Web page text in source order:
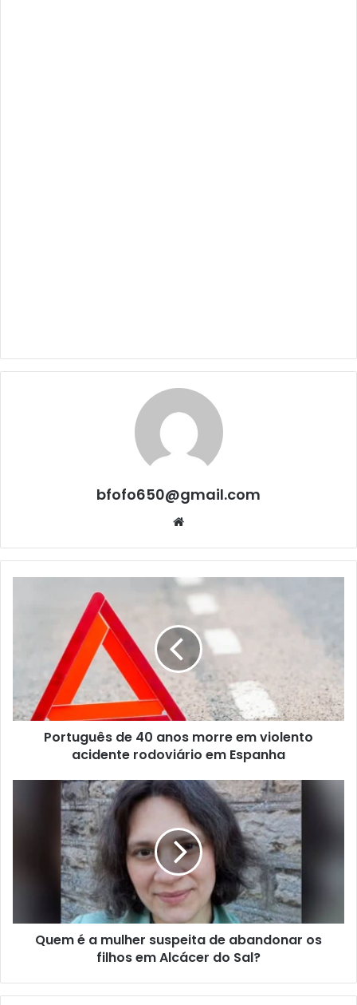
bfofo650@gmail.com
Website
Português de 40 anos morre em violento
acidente rodoviário em Espanha
Quem é a mulher suspeita de abandonar os
filhos em Alcácer do Sal?